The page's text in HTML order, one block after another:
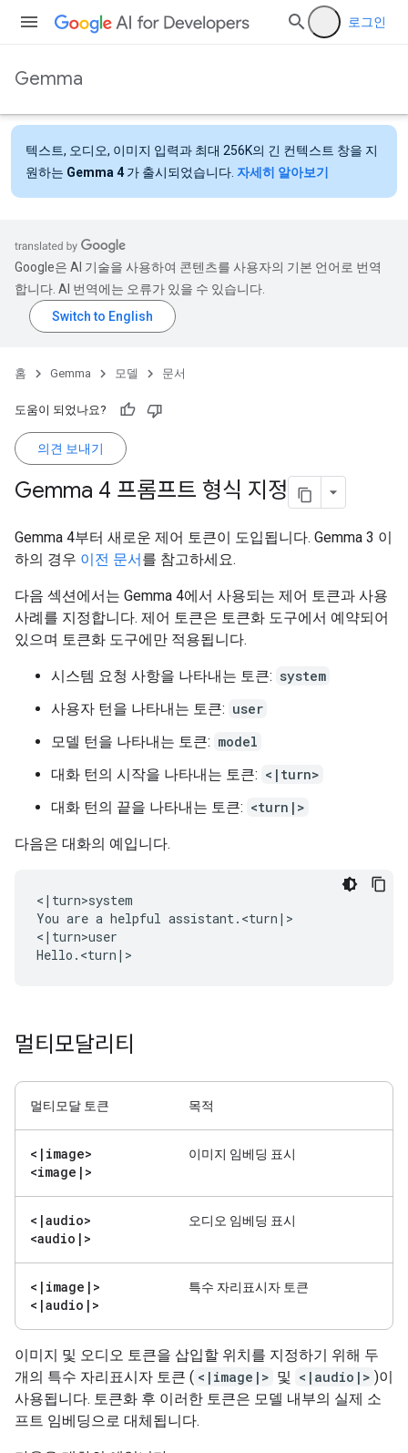
로그인
Gemma
텍스트, 오디오, 이미지 입력과 최대 256K의 긴 컨텍스트 창을 지
원하는 Gemma 4 가 출시되었습니다. 자세히 알아보기
Google은 AI 기술을 사용하여 콘텐츠를 사용자의 기본 언어로 번역
합니다. AI 번역에는 오류가 있을 수 있습니다.
홈 Gemma 모델 문서
도움이 되었나요?
의견 보내기
Gemma 4 프롬프트 형식 지정
Gemma 4부터 새로운 제어 토큰이 도입됩니다. Gemma 3 이
하의 경우 이전 문서를 참고하세요.
다음 섹션에서는 Gemma 4에서 사용되는 제어 토큰과 사용
사례를 지정합니다. 제어 토큰은 토큰화 도구에서 예약되어
있으며 토큰화 도구에만 적용됩니다.
시스템 요청 사항을 나타내는 토큰: system
사용자 턴을 나타내는 토큰: user
모델 턴을 나타내는 토큰: model
대화 턴의 시작을 나타내는 토큰: <|turn>
대화 턴의 끝을 나타내는 토큰: <turn|>
다음은 대화의 예입니다.
<|turn>system
You are a helpful assistant.<turn|>
<|turn>user
멀티모달리티
멀티모달 토큰 목적
< | image>
<image | >
이미지 임베딩 표시
< |audio>
<audio | >
오디오 임베딩 표시
< | image | >
< |audio | >
특수 자리표시자 토큰
이미지 및 오디오 토큰을 삽입할 위치를 지정하기 위해 두
개의 특수 자리표시자 토큰 ( <|image|> 및 <|audio|> )이
사용됩니다. 토큰화 후 이러한 토큰은 모델 내부의 실제 소
프트 임베딩으로 대체됩니다.